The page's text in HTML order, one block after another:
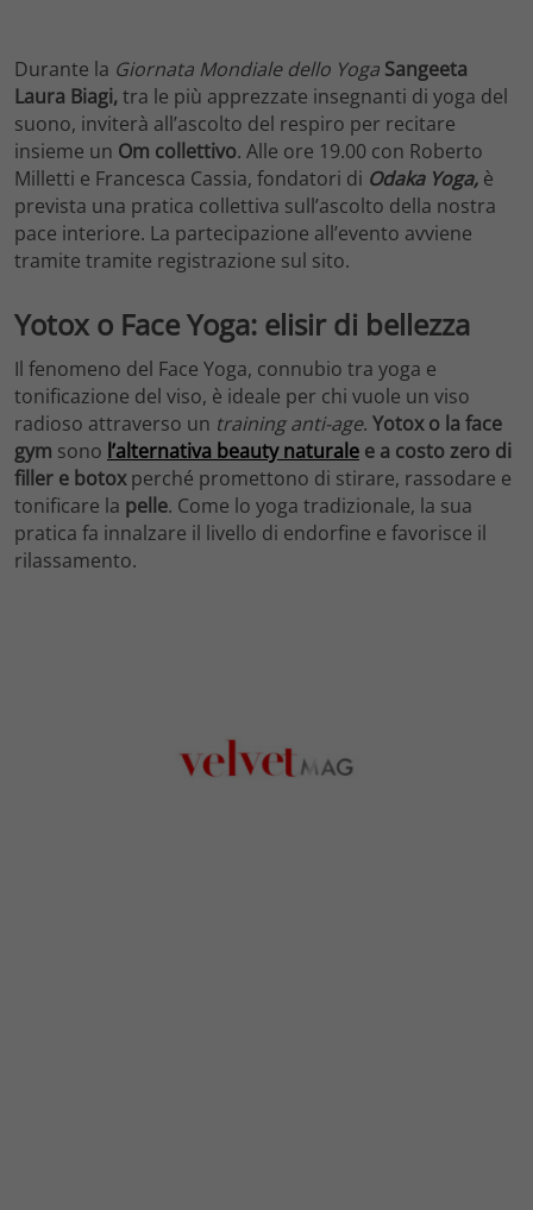
Durante la Giornata Mondiale dello Yoga Sangeeta
Laura Biagi,tra le più apprezzate insegnanti di yoga del
suono, inviterà all’ascolto del respiro per recitare
insieme un Om collettivo. Alle ore 19.00 con Roberto
Milletti e Francesca Cassia, fondatori di Odaka Yoga, è
prevista una pratica collettiva sull’ascolto della nostra
pace interiore. La partecipazione all’evento avviene
tramite tramite registrazione sul sito.
Yotox o Face Yoga: elisir di bellezza
Il fenomeno del Face Yoga, connubio tra yoga e
tonificazione del viso, è ideale per chi vuole un viso
radioso attraverso un training anti-age. Yotox o la face
gym sono l’alternativa beauty naturale e a costo zero di
filler e botoxperché promettono di stirare, rassodare e
tonificare la pelle. Come lo yoga tradizionale, la sua
pratica fa innalzare il livello di endorfine e favorisce il
rilassamento.